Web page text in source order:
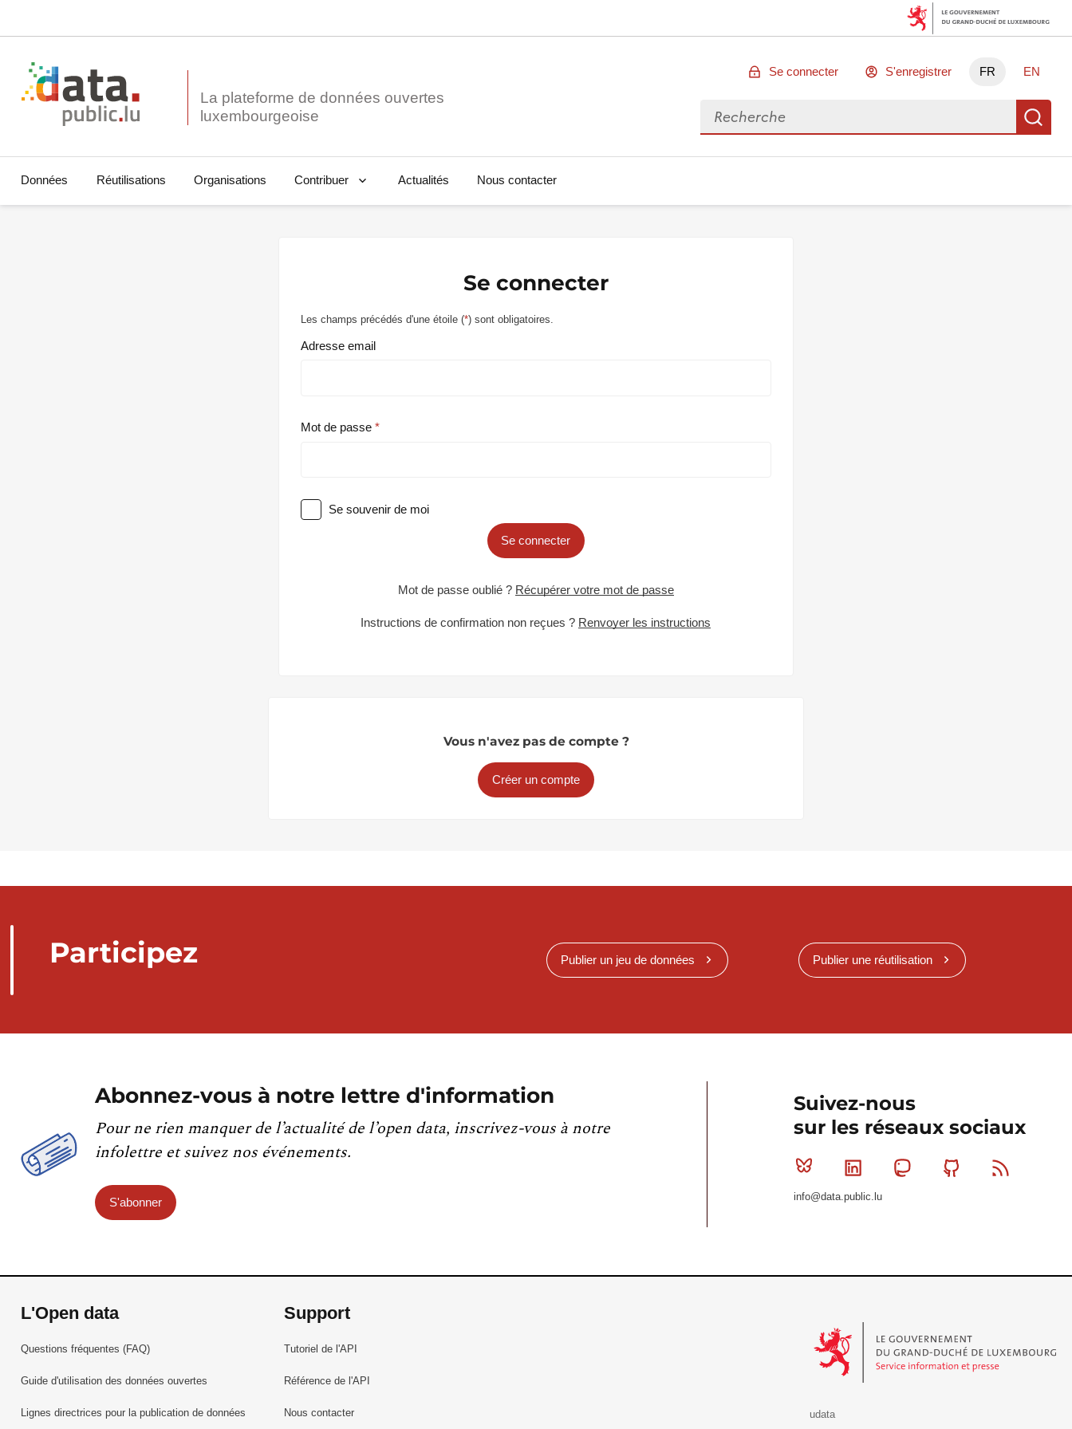
La plateforme de données ouvertes
Se connecter S'enregistrer FR EN
Rechercher des données
Données Réutilisations Organisations Contribuer Actualités Nous contacter
Se connecter
Les champs précédés d'une étoile (*) sont obligatoires.
Adresse email
Mot de passe
Se souvenir de moi
Se connecter
Mot de passe oublié ? Récupérer votre mot de passe
Instructions de confirmation non reçues ? Renvoyer les instructions
Vous n'avez pas de compte ?
Créer un compte
Participez Publier un jeu de données Publier une réutilisation
Abonnez-vous à notre lettre d'information
Pour ne rien manquer de l’actualité de l’open data, inscrivez-vous à notre
infolettre et suivez nos événements.
S'abonner
Suivez-nous
sur les réseaux sociaux
Bluesky Linkedin MastodonGithub
info@data.public.lu
L'Open data
Questions fréquentes (FAQ)
Guide d'utilisation des données ouvertes
Lignes directrices pour la publication de données
Support
Tutoriel de l'API
Référence de l'API
Nous contacter
udata